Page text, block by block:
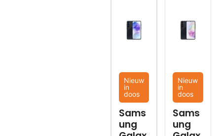
Nieuw
in
doos
Sams
ung
Nieuw
in
doos
Sams
ung